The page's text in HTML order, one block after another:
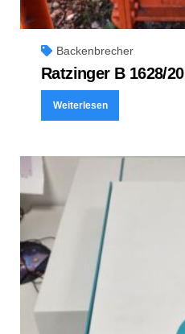
Backenbrecher
Ratzinger B 1628/20
Weiterlesen